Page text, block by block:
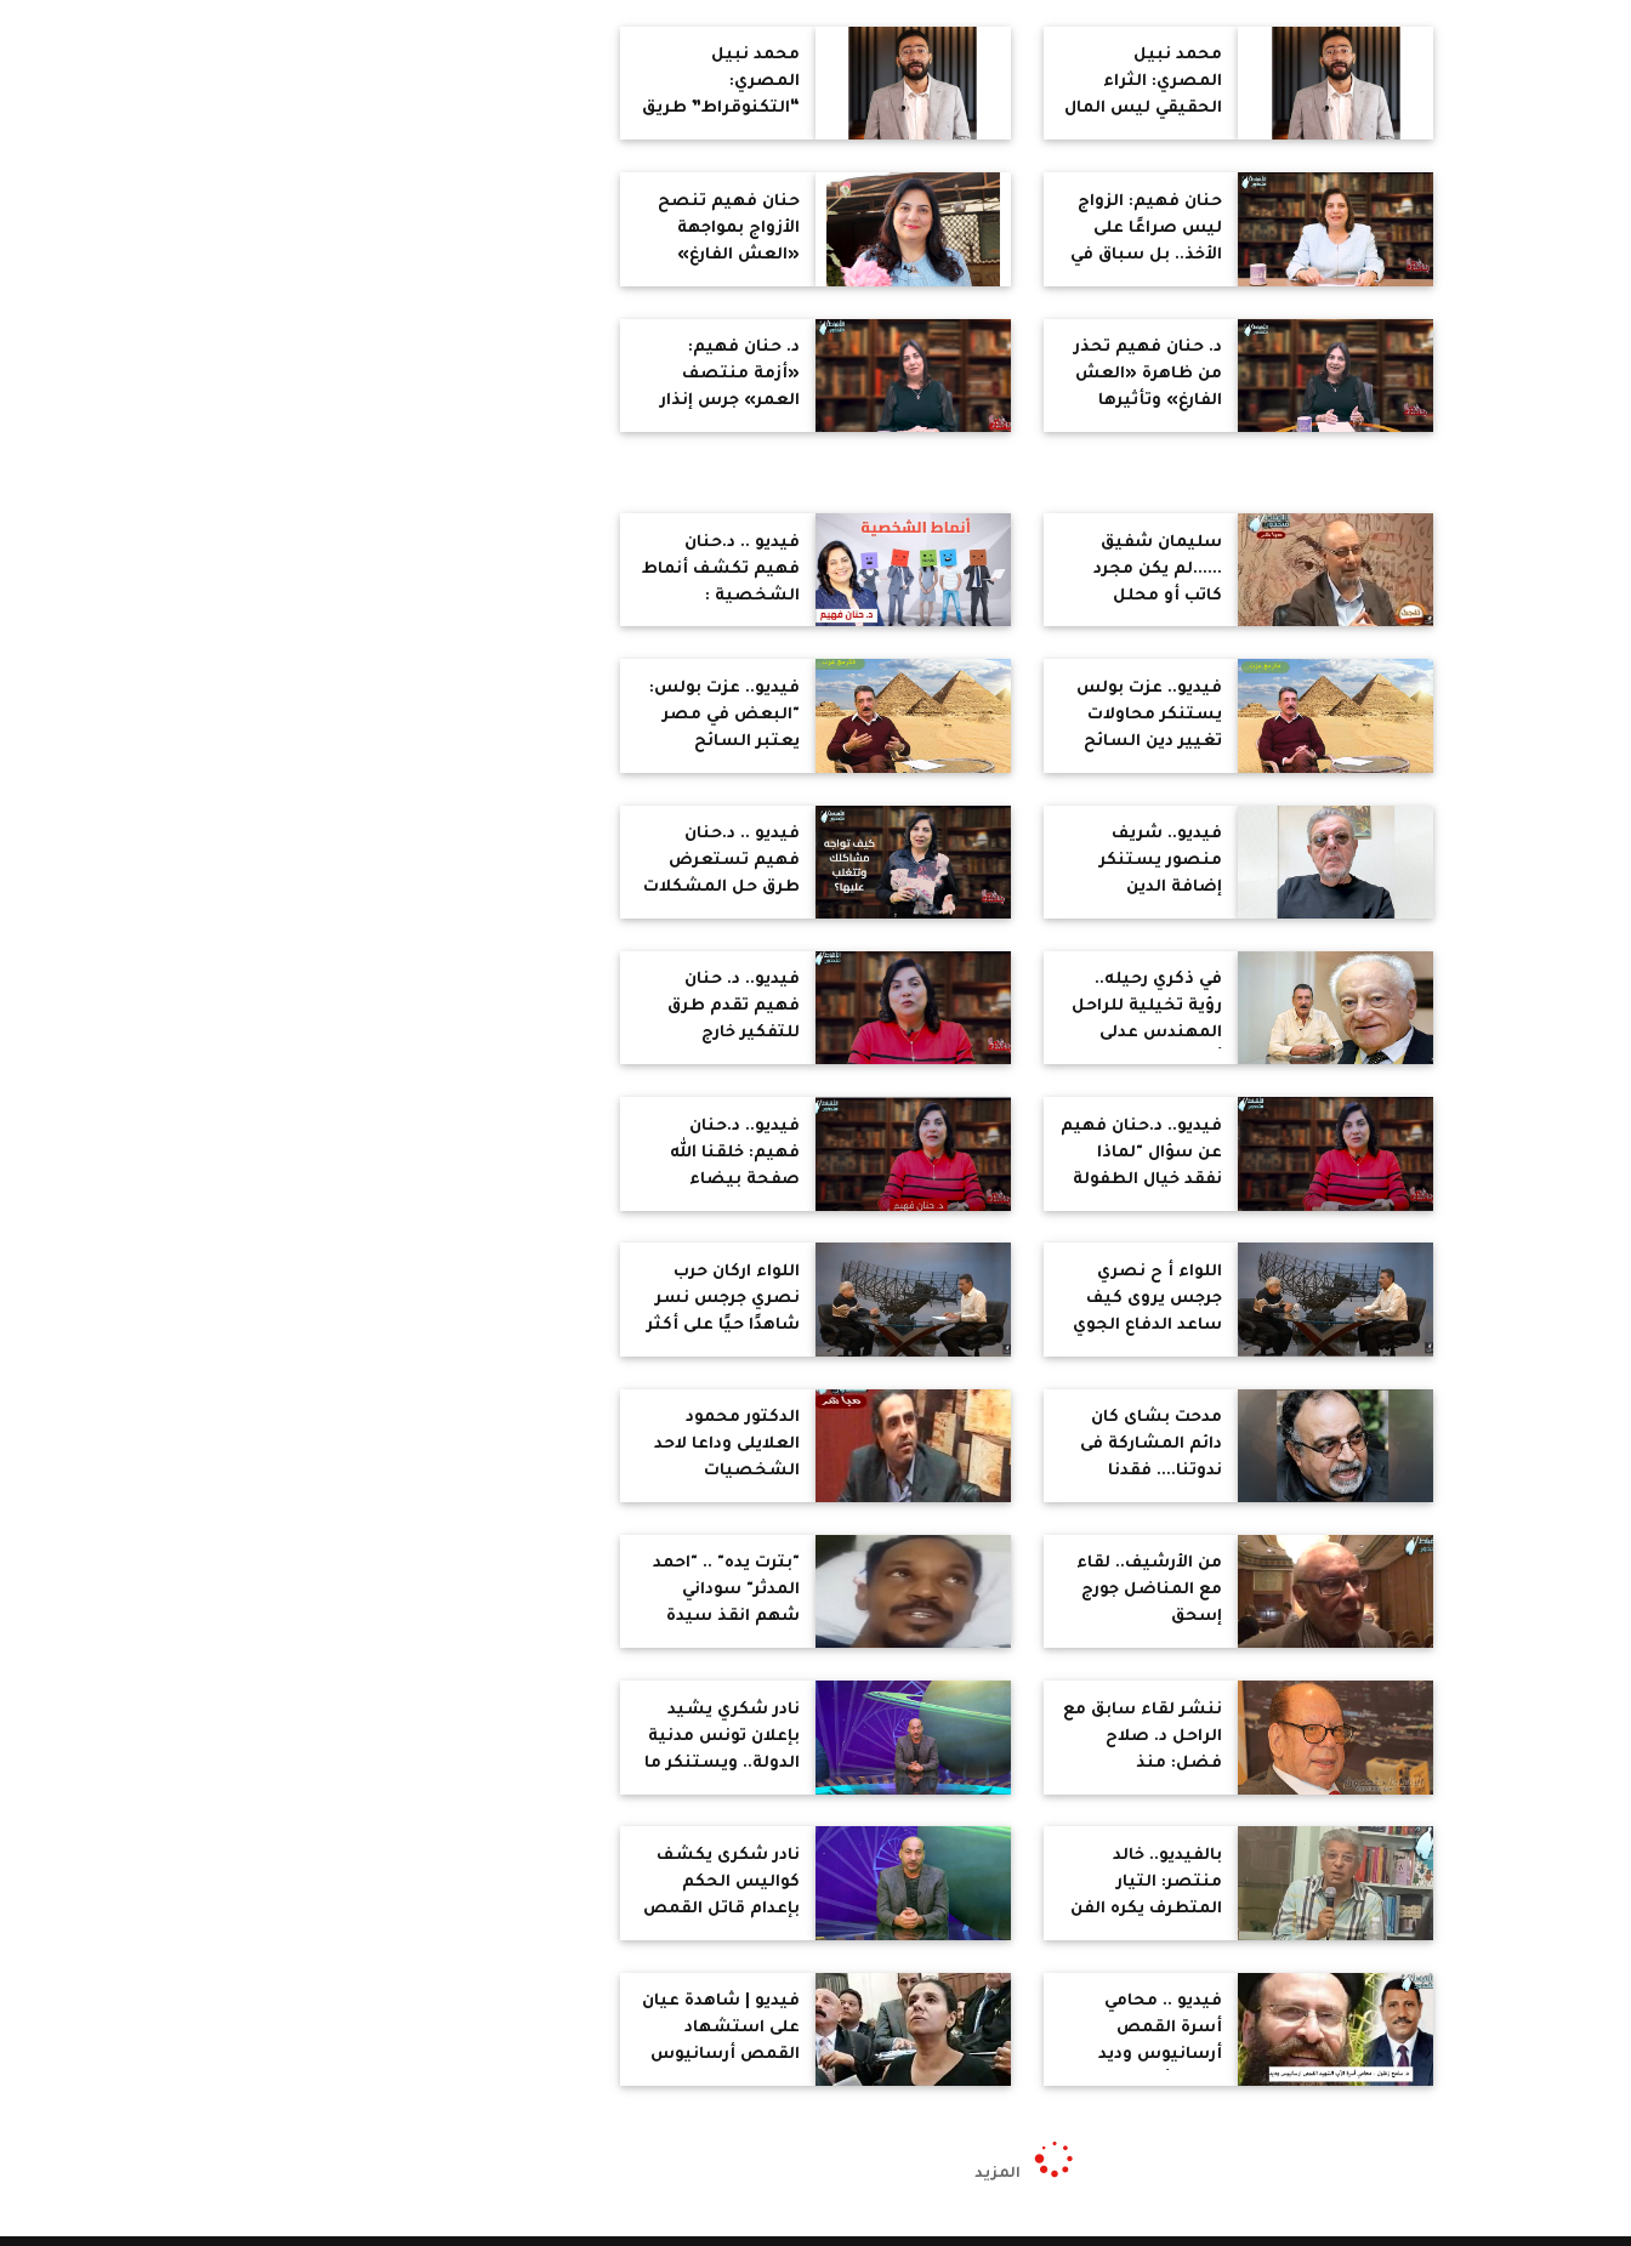
محمد نبيل
المصري: الثراء
الحقيقي ليس المال
فقط بل التوازن
محمد نبيل
المصري:
“التكنوقراط” طريق
تطوير الأداء
في مصر
حنان فهيم: الزواج
ليس صراعًا على
الأخذ.. بل سباق في
حنان فهيم تنصح
الأزواج بمواجهة
«العش الفارغ»
الذات
د. حنان فهيم تحذر
من ظاهرة «العش
الفارغ» وتأثيرها
د. حنان فهيم:
«أزمة منتصف
العمر» جرس إنذار
سليمان شفيق
......لم يكن مجرد
كاتب أو محلل
سياسي، بل كان
صادقًا حمل هموم
الناس
فيديو .. د.حنان
فهيم تكشف أنماط
الشخصية :
الاختلاف أمر بالغ
يختار شريكا مختلفا
لا لكي نتعارك بل
لنكمل بعضنا
فيديو.. عزت بولس
يستنكر محاولات
تغيير دين السائح
منطق!.. هو جاي
مصر عشان
يستمتع بالإجازة
فيديو.. عزت بولس:
"البعض في مصر
يعتبر السائح
ويستغلوها ويأخذوا
كل فلوسها"
فيديو.. شريف
منصور يستنكر
إضافة الدين
للمجموع وعودة
مفروض يوحد
المصريين مش
يفرقهم
فيديو .. د.حنان
فهيم تستعرض
طرق حل المشكلات
والخلافات الزوجية :
قبل التفكير في
إصلاح الآخرين
في ذكري رحيله..
رؤية تخيلية للراحل
المهندس عدلى
أبادير لثورة 25 يناير و
الإخوانية
فيديو.. د. حنان
فهيم تقدم طرق
للتفكير خارج
الصندوق: ركز على
طفلك والإيجابي
بيمسح كل حاجة
سلبية
فيديو.. د.حنان فهيم
عن سؤال "لماذا
نفقد خيال الطفولة
التحذيرات مثل أبو
رجل مسلوخة
هيطلعلك"
فيديو.. د.حنان
فهيم: خلقنا الله
صفحة بيضاء
والإبداع والخيال
اللواء أ ح نصري
جرجس يروى كيف
ساعد الدفاع الجوي
اللواء اركان حرب
نصري جرجس نسر
شاهدًا حيًا على أكثر
مدحت بشاى كان
دائم المشاركة فى
ندوتنا.... فقدنا
صديق عزيز وداعم
للمتحدون
الدكتور محمود
العلايلى وداعا لاحد
الشخصيات
العظيمة والمؤثرة
مصر
من الأرشيف.. لقاء
مع المناضل جورج
إسحق
"بترت يده" .. "احمد
المدثر" سوداني
شهم انقذ سيدة
مصرية من الموت
قطار باسيوط : مش
ندمان ولو للحظة
على انقاذها .. رواد
منحه الجنسية
مالية
ننشر لقاء سابق مع
الراحل د. صلاح
فضل: منذ
ظلامية تحاول أن
تطفئ موجات التنوير
نادر شكري يشيد
بإعلان تونس مدنية
الدولة.. ويستنكر ما
بالفيديو.. خالد
منتصر: التيار
المتطرف يكره الفن
ليس له علاقة لا
بالأيمان أو الإلحاد
نادر شكرى يكشف
كواليس الحكم
بإعدام قاتل القمص
النقض ووقائع
مشابهة
فيديو .. محامي
أسرة القمص
أرسانيوس وديد
يوضح أبرز ما جاء فى
فيديو | شاهدة عيان
على استشهاد
القمص أرسانيوس
وديد : المتهم ترصد
المزيد